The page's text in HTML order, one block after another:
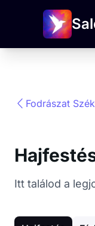
Fodrászat
Itt találod a